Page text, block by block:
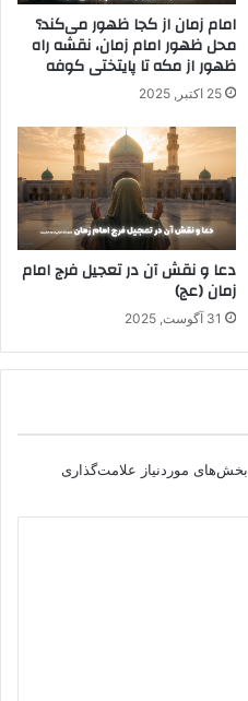
امام زمان از کجا ظهور می‌کند؟
محل ظهور امام زمان، نقشه راه
ظهور از مکه تا پایتختی کوفه
25 اکتبر, 2025
دعا و نقش آن در تعجیل فرج امام
زمان (عج)
31 آگوست, 2025
بخش‌های موردنیاز علامت‌گذاری